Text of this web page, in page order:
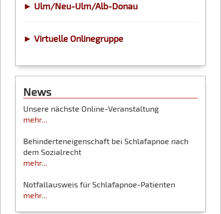
► Ulm/Neu-Ulm/Alb-Donau
► Virtuelle Onlinegruppe
News
Unsere nächste Online-Veranstaltung
mehr...
Behinderteneigenschaft bei Schlafapnoe nach
dem Sozialrecht
mehr...
Notfallausweis für Schlafapnoe-Patienten
mehr...